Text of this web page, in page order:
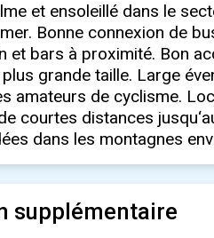
et ensoleillé dans le
Bonne connexion de
et bars à proximité. Bon
grande taille. Large
amateurs de cyclisme.
courtes distances
dans les montagnes
supplémentaire